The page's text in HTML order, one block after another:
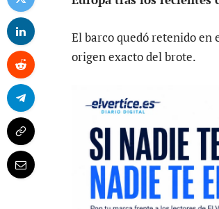
El barco quedó retenido en
origen exacto del brote.